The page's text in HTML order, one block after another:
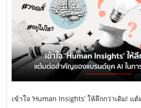
เข้าใจ ‘Human Insights’ ให้ลึกกว่าเดิม!